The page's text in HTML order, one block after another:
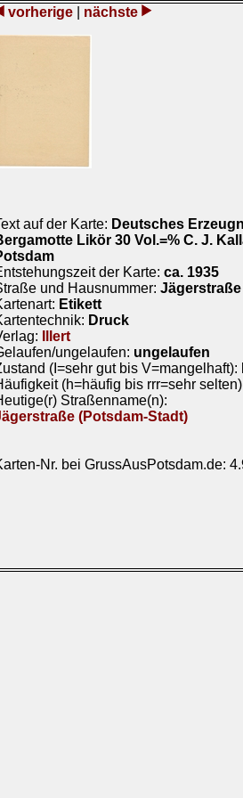
vorherige nächste
auf der Karte: Deutsches
Likör 30 Vol.=% C. J.
der Karte: ca. 1935
und Hausnummer: Jägerstraße
Etikett
Druck
Illert
ungelaufen: ungelaufen
(I=sehr gut bis V=mangelhaft):
(h=häufig bis rrr=sehr
Straßenname(n):
(Potsdam-Stadt)
Nr. bei GrussAusPotsdam.de: